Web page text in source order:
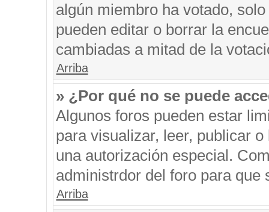
algún miembro ha votado,
pueden editar o borrar la
cambiadas a mitad de la
Arriba
» ¿Por qué no se puede
Algunos foros pueden estar
para visualizar, leer, publicar
una autorización especial.
administrdor del foro para que
Arriba